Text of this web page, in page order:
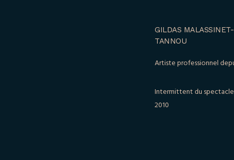
GILDAS MALASSINET-
TANNOU
Artiste professionnel
Intermittent du
2010